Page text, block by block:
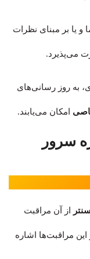
یا بر مبنای نظرات
می‌پذیرد.
به روز رسانی‌های
امکان می‌یابند.
سرور
از آن مراقبت
این مراقبت‌ها اشاره